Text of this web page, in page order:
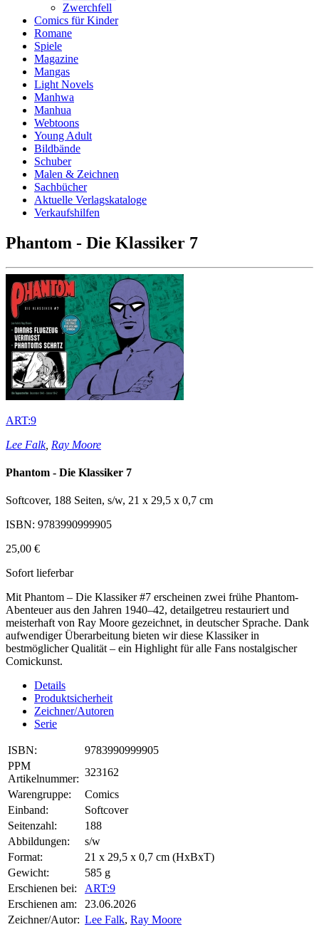
Zwerchfell
Comics für Kinder
Romane
Spiele
Magazine
Mangas
Light Novels
Manhwa
Manhua
Webtoons
Young Adult
Bildbände
Schuber
Malen & Zeichnen
Sachbücher
Aktuelle Verlagskataloge
Verkaufshilfen
Phantom - Die Klassiker 7
ART:9
Lee Falk, Ray Moore
Phantom - Die Klassiker 7
Softcover, 188 Seiten, s/w, 21 x 29,5 x 0,7 cm
ISBN: 9783990999905
25,00 €
Sofort lieferbar
Mit Phantom – Die Klassiker #7 erscheinen zwei frühe Phantom-
Abenteuer aus den Jahren 1940–42, detailgetreu restauriert und
meisterhaft von Ray Moore gezeichnet, in deutscher Sprache. Dank
aufwendiger Überarbeitung bieten wir diese Klassiker in
bestmöglicher Qualität – ein Highlight für alle Fans nostalgischer
Comickunst.
Details
Produktsicherheit
Zeichner/Autoren
Serie
ISBN:
9783990999905
PPM
Artikelnummer:
323162
Warengruppe:
Comics
Einband:
Softcover
Seitenzahl:
188
Abbildungen:
s/w
Format:
21 x 29,5 x 0,7 cm (HxBxT)
Gewicht:
585 g
Erschienen bei:
ART:9
Erschienen am:
23.06.2026
Zeichner/Autor: Lee Falk, Ray Moore